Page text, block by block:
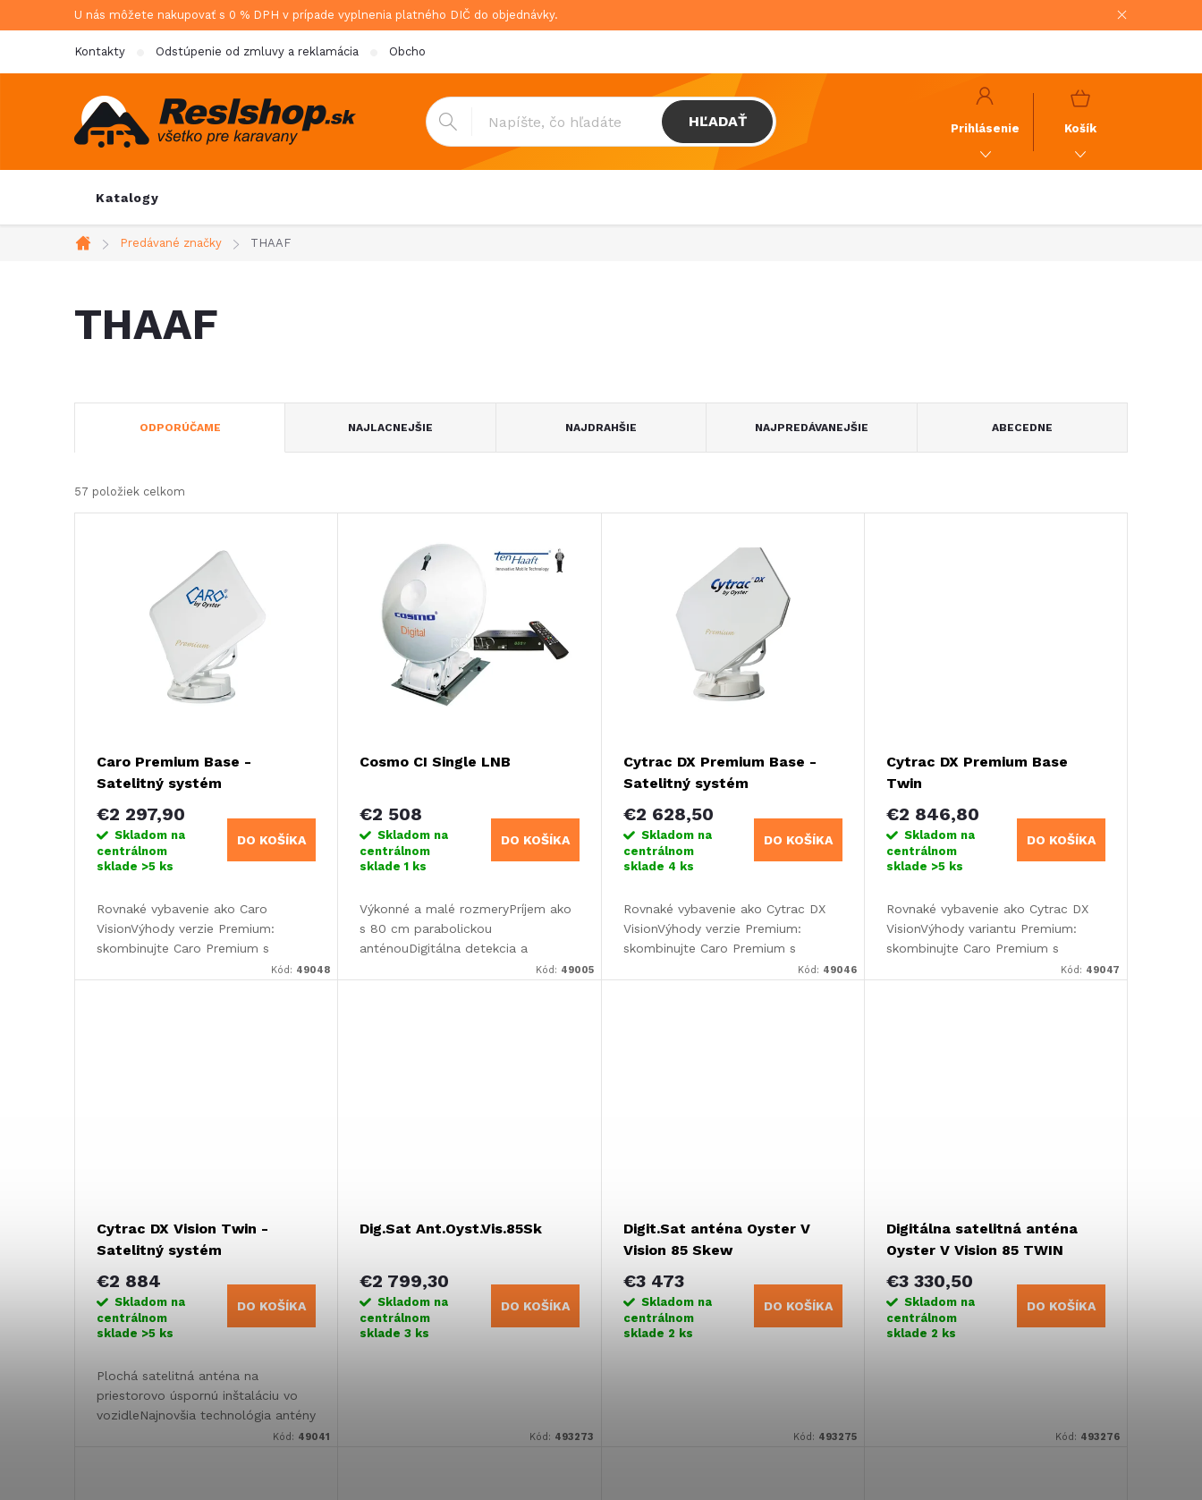
na
U nás môžete nakupovať s 0 % DPH v prípade vyplnenia platného DIČ do objednávky.
Kontakty Odstúpenie od zmluvy a reklamácia Obchodné podmienky
HĽADAŤ Prihlásenie
NÁKUPNÝ
Košík
Katalogy
Domov
Predávané značky THAAF
THAAF
d
ODPORÚČAME NAJLACNEJŠIE NAJDRAHŠIE NAJPREDÁVANEJŠIE ABECEDNE
57 položiek celkom
k
Caro Premium Base -
Satelitný systém
€2 297,90
Skladom na
centrálnom
sklade >5 ks
DO KOŠÍKA
Rovnaké vybavenie ako Caro
VisionVýhody verzie Premium:
skombinujte Caro Premium s
televízorom Oyster (verzia Basic
Kód: 49048
Cosmo CI Single LNB
€2 508
Skladom na
centrálnom
sklade1 ks
DO KOŠÍKA
Výkonné a malé rozmeryPríjem ako
s 80 cm parabolickou
anténouDigitálna detekcia a
identifikácia satelitov stlačením
Kód: 49005
Cytrac DX Premium Base -
Satelitný systém
€2 628,50
Skladom na
centrálnom
sklade 4 ks
DO KOŠÍKA
Rovnaké vybavenie ako Cytrac DX
VisionVýhody verzie Premium:
skombinujte Caro Premium s
televízorom Oyster (verzia Basic
Kód: 49046
Cytrac DX Premium Base
Twin
€2 846,80
Skladom na
centrálnom
sklade >5 ks
DO KOŠÍKA
Rovnaké vybavenie ako Cytrac DX
VisionVýhody variantu Premium:
skombinujte Caro Premium s
televízorom Oyster (variant Basic
Kód: 49047
Cytrac DX Vision Twin -
Satelitný systém
€2 884
Skladom na
centrálnom
sklade >5 ks
DO KOŠÍKA
Plochá satelitná anténa na
priestorovo úspornú inštaláciu vo
vozidleNajnovšia technológia antény
Kód: 49041
Dig.Sat Ant.Oyst.Vis.85Sk
€2 799,30
Skladom na
centrálnom
sklade3 ks
DO KOŠÍKA
Kód: 493273
Digit.Sat anténa Oyster V
Vision 85 Skew
€3 473
Skladom na
centrálnom
sklade 2 ks
DO KOŠÍKA
Kód: 493275
Digitálna satelitná anténa
Oyster V Vision 85 TWIN
€3 330,50
Skladom na
centrálnom
sklade 2 ks
DO KOŠÍKA
Kód: 493276